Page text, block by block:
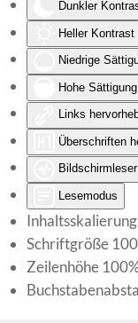
Dunkler
Heller Kontrast
Niedrige
Hohe Sättigung
Links
Überschriften
Bildschirmleser
Lesemodus
Inhaltsskalierung
Schriftgröße 100
Zeilenhöhe 100